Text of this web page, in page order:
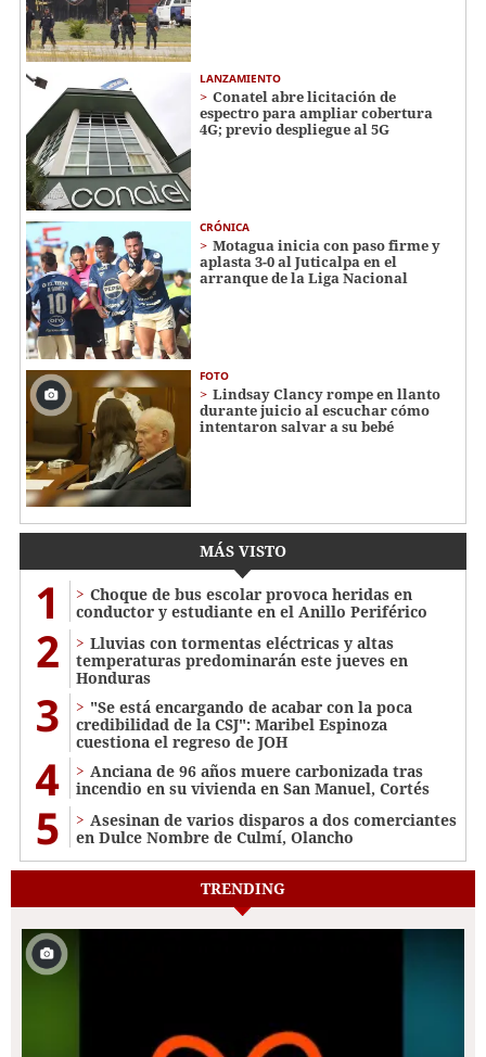
LANZAMIENTO
Conatel abre licitación de
espectro para ampliar cobertura
4G; previo despliegue al 5G
CRÓNICA
Motagua inicia con paso firme y
aplasta 3-0 al Juticalpa en el
arranque de la Liga Nacional
FOTO
Lindsay Clancy rompe en llanto
durante juicio al escuchar cómo
intentaron salvar a su bebé
MÁS VISTO
1
Choque de bus escolar provoca heridas en
conductor y estudiante en el Anillo Periférico
2
Lluvias con tormentas eléctricas y altas
temperaturas predominarán este jueves en
Honduras
3
"Se está encargando de acabar con la poca
credibilidad de la CSJ": Maribel Espinoza
cuestiona el regreso de JOH
4
Anciana de 96 años muere carbonizada tras
incendio en su vivienda en San Manuel, Cortés
5
Asesinan de varios disparos a dos comerciantes
en Dulce Nombre de Culmí, Olancho
TRENDING